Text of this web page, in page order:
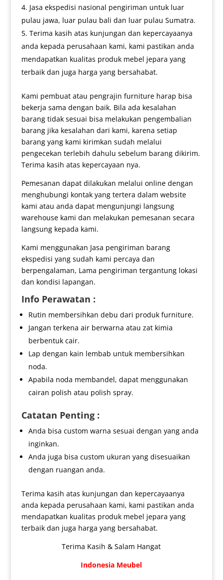
Jasa ekspedisi nasional pengiriman untuk luar
pulau jawa, luar pulau bali dan luar pulau Sumatra.
Terima kasih atas kunjungan dan kepercayaanya
anda kepada perusahaan kami, kami pastikan anda
mendapatkan kualitas produk mebel jepara yang
terbaik dan juga harga yang bersahabat.
Kami pembuat atau pengrajin furniture harap bisa
bekerja sama dengan baik. Bila ada kesalahan
barang tidak sesuai bisa melakukan pengembalian
barang jika kesalahan dari kami, karena setiap
barang yang kami kirimkan sudah melalui
pengecekan terlebih dahulu sebelum barang dikirim.
Terima kasih atas kepercayaan nya.
Pemesanan dapat dilakukan melalui online dengan
menghubungi kontak yang tertera dalam website
kami atau anda dapat mengunjungi langsung
warehouse kami dan melakukan pemesanan secara
langsung kepada kami.
Kami menggunakan Jasa pengiriman barang
ekspedisi yang sudah kami percaya dan
berpengalaman, Lama pengiriman tergantung lokasi
dan kondisi lapangan.
Info Perawatan :
Rutin membersihkan debu dari produk furniture.
Jangan terkena air berwarna atau zat kimia
berbentuk cair.
Lap dengan kain lembab untuk membersihkan
noda.
Apabila noda membandel, dapat menggunakan
cairan polish atau polish spray.
Catatan Penting :
Anda bisa custom warna sesuai dengan yang anda
inginkan.
Anda juga bisa custom ukuran yang disesuaikan
dengan ruangan anda.
Terima kasih atas kunjungan dan kepercayaanya
anda kepada perusahaan kami, kami pastikan anda
mendapatkan kualitas produk mebel jepara yang
terbaik dan juga harga yang bersahabat.
Terima Kasih & Salam Hangat
Indonesia Meubel